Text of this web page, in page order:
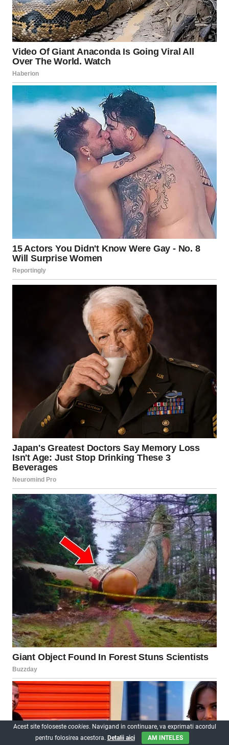
Acest site foloseste cookies. Navigand in continuare, va exprimati acordul
pentru folosirea acestora. Detalii aici AM INTELES